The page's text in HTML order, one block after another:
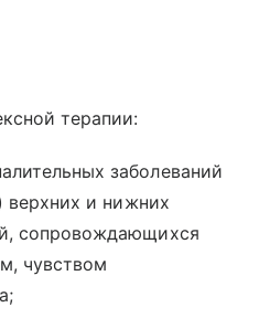
терапии:
заболеваний
верхних и нижних
сопровождающихся
чувством